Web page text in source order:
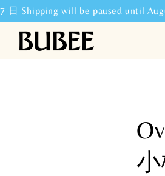
日 Shipping will be paused until